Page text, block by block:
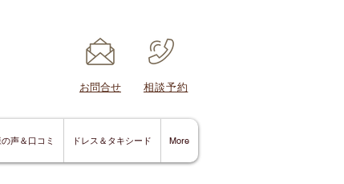
​お問合せ ​相談予約
声＆口コミ ドレス＆タキシード More